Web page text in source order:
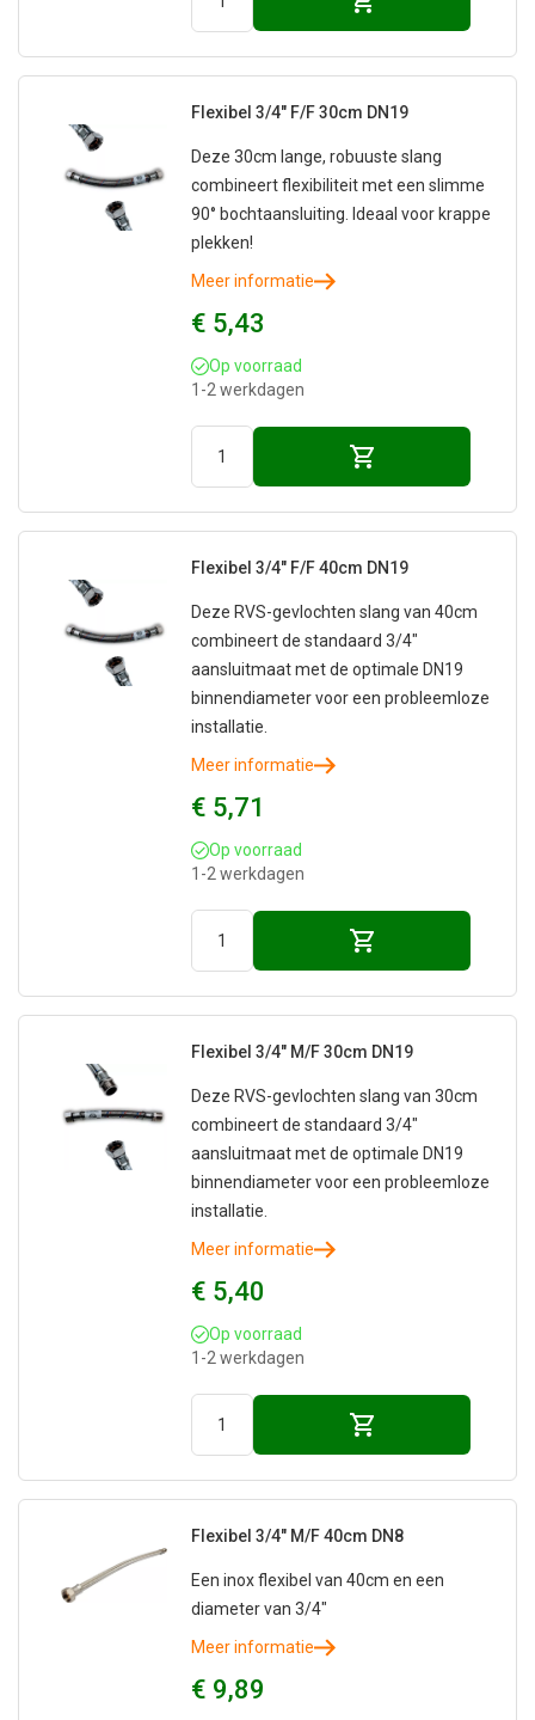
Flexibel 3/4" F/F 30cm DN19
Deze 30cm lange, robuuste slang
combineert flexibiliteit met een slimme
90° bochtaansluiting. Ideaal voor krappe
plekken!
Meer informatie
€ 5,43
Op voorraad
1-2 werkdagen
Flexibel 3/4" F/F 40cm DN19
Deze RVS-gevlochten slang van 40cm
combineert de standaard 3/4"
aansluitmaat met de optimale DN19
binnendiameter voor een probleemloze
installatie.
Meer informatie
€ 5,71
Op voorraad
1-2 werkdagen
Flexibel 3/4" M/F 30cm DN19
Deze RVS-gevlochten slang van 30cm
combineert de standaard 3/4"
aansluitmaat met de optimale DN19
binnendiameter voor een probleemloze
installatie.
Meer informatie
€ 5,40
Op voorraad
1-2 werkdagen
Flexibel 3/4" M/F 40cm DN8
Een inox flexibel van 40cm en een
diameter van 3/4"
Meer informatie
€ 9,89